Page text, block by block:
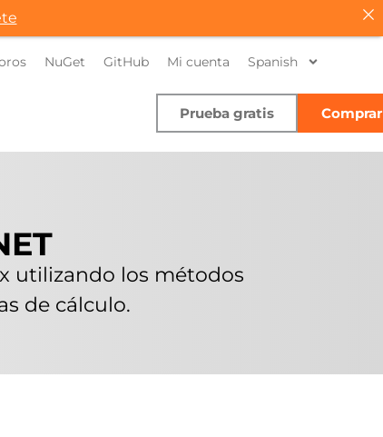
NuGet GitHub Mi cuenta Spanish
Prueba gratis Comprar
utilizando los métodos
de cálculo.